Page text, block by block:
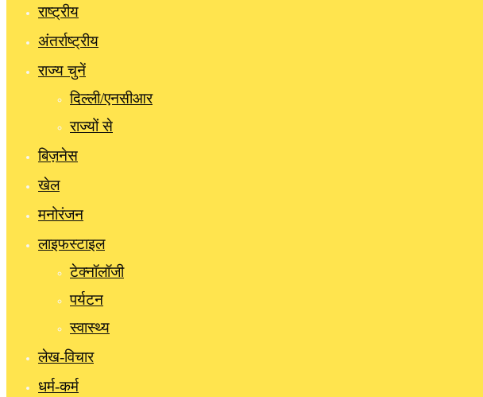
राष्ट्रीय
अंतर्राष्ट्रीय
राज्य चुनें
दिल्ली/एनसीआर
राज्यों से
बिज़नेस
खेल
मनोरंजन
लाइफस्टाइल
टेक्नॉलॉजी
पर्यटन
स्वास्थ्य
लेख-विचार
धर्म-कर्म